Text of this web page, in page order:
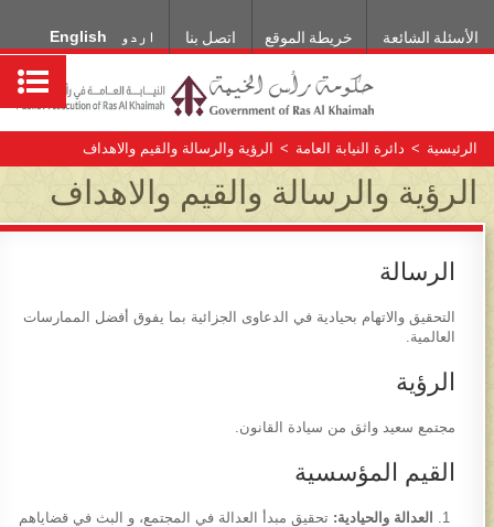
اردو English اتصل بنا خريطة الموقع الأسئلة الشائعة
الرئيسية > دائرة النيابة العامة > الرؤية والرسالة والقيم والاهداف​
الرؤية والرسالة والقيم والاهداف​
الرسالة
التحقيق والاتهام بحيادية في الدعاوى الجزائية بما يفوق أفضل الممارسات
العالمية.
الرؤية
مجتمع سعيد واثق من سيادة القانون.
القيم المؤسسية
العدالة والحيادية: تحقيق مبدأ العدالة في المجتمع، و البث في قضاياهم